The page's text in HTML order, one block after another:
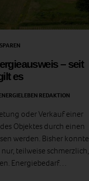
– seit
es
REDAKTION
oder Verkauf einer
Objektes durch einen
werden. Bisher konnte
teilweise schmerzlich,
Energiebedarf…